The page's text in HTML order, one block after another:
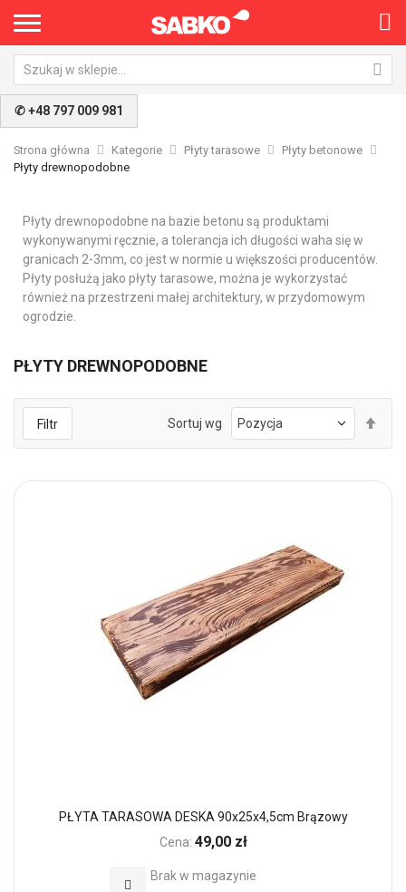
✆ +48 797 009 981
Strona główna Kategorie Płyty tarasowe
Płyty betonowe
Płyty drewnopodobne
Płyty drewnopodobne na bazie betonu są produktami
wykonywanymi ręcznie, a tolerancja ich długości waha się w
granicach 2-3mm, co jest w normie u większości producentów.
Płyty posłużą jako płyty tarasowe, można je wykorzystać
również na przestrzeni małej architektury, w przydomowym
ogrodzie.
PŁYTY DREWNOPODOBNE
Filtr Sortuj wg
PŁYTA TARASOWA DESKA 90x25x4,5cm Brązowy
Cena: 49,00 zł
Brak w magazynie
Dodaj do Ulubionych